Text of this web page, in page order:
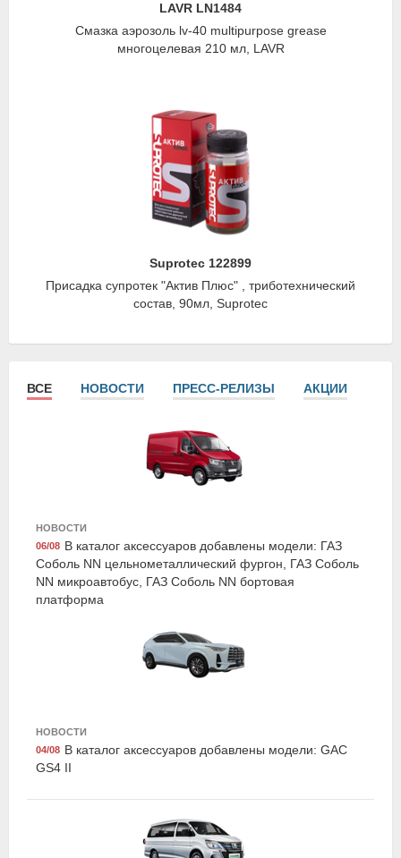
LAVR LN1484
Смазка аэрозоль lv-40 multipurpose grease
многоцелевая 210 мл, LAVR
Suprotec 122899
Присадка супротек "Актив Плюс" , триботехнический
состав, 90мл, Suprotec
Мягкая игрушка, Hyundai/Kia
Suprotec 122882
ВСЕ НОВОСТИ ПРЕСС-РЕЛИЗЫ АКЦИИ
НОВОСТИ
06/08 В каталог аксессуаров добавлены модели: ГАЗ
Соболь NN цельнометаллический фургон, ГАЗ Соболь
NN микроавтобус, ГАЗ Соболь NN бортовая
платформа
НОВОСТИ
04/08 В каталог аксессуаров добавлены модели: GAC
GS4 II